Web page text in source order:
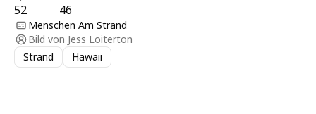
52 46
Menschen Am Strand
Bild von Jess Loiterton
Strand
Hawaii